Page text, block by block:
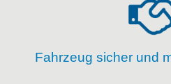
Fahrzeug sicher und